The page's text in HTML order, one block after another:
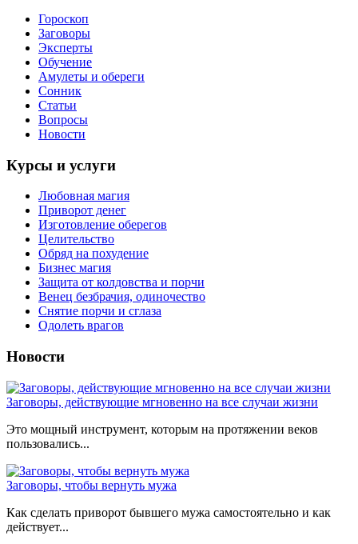
Гороскоп
Заговоры
Эксперты
Обучение
Амулеты и обереги
Сонник
Статьи
Вопросы
Новости
Курсы и услуги
Любовная магия
Приворот денег
Изготовление оберегов
Целительство
Обряд на похудение
Бизнес магия
Защита от колдовства и порчи
Венец безбрачия, одиночество
Снятие порчи и сглаза
Одолеть врагов
Новости
Заговоры, действующие мгновенно на все случаи жизни
Это мощный инструмент, которым на протяжении веков
пользовались...
Заговоры, чтобы вернуть мужа
Как сделать приворот бывшего мужа самостоятельно и как
действует...